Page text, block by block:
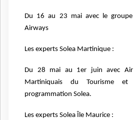
Du 16 au 23 mai avec le groupe
Airways
Les experts Solea Martinique :
Du 28 mai au 1er juin avec Air
Martiniquais du Tourisme
programmation Solea.
Les experts Solea Île Maurice :